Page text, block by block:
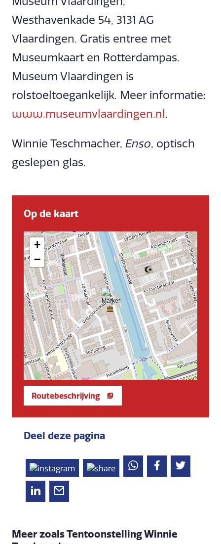
Westhavenkade 54, 3131 AG
Vlaardingen. Gratis entree met
Museumkaart en Rotterdampas.
Museum Vlaardingen is
rolstoeltoegankelijk. Meer informatie:
www.museumvlaardingen.nl.
Winnie Teschmacher, Enso, optisch
geslepen glas.
Op de kaart
+
−
Routebeschrijving
Deel deze pagina
Meer zoals Tentoonstelling Winnie